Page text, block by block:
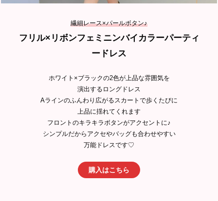
繊細レース×パールボタン♪
フリル×リボンフェミニンバイカラーパーティ
ードレス
ホワイト×ブラックの2色が上品な雰囲気を
演出するロングドレス
Aラインのふんわり広がるスカートで歩くたびに
上品に揺れてくれます
フロントのキラキラボタンがアクセントに♪
シンプルだからアクセやバッグも合わせやすい
万能ドレスです♡
購入はこちら